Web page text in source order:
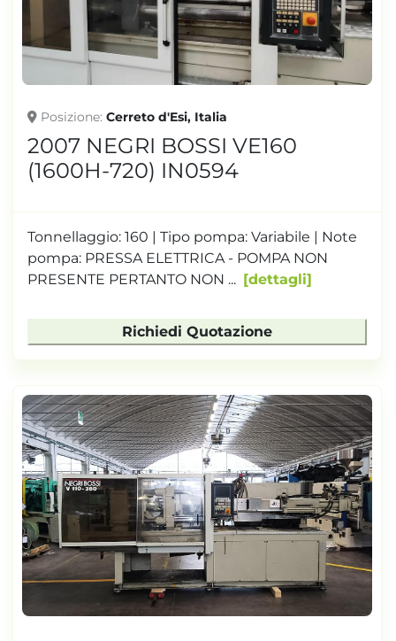
Posizione Cerreto d'Esi, Italia
2007 NEGRI BOSSI VE160
(1600H-720) IN0594
Tonnellaggio: 160 | Tipo pompa: Variabile | Note
pompa: PRESSA ELETTRICA - POMPA NON
PRESENTE PERTANTO NON ...
dettagli
Richiedi Quotazione